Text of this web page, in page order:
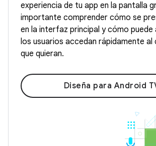
experiencia de tu app en la pantalla
importante comprender cómo se
en la interfaz principal y cómo puede
los usuarios accedan rápidamente al
que quieran.
Diseña para Android